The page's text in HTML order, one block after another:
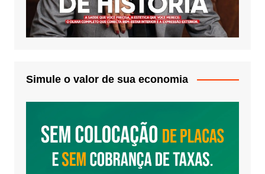
Simule o valor de sua economia